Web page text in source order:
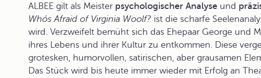
ALBEE gilt als Meister psychologischer Analyse und
Whós Afraid of Virginia Woolf? ist die scharfe
wird. Verzweifelt bemüht sich das Ehepaar George und
ihres Lebens und ihrer Kultur zu entkommen. Diese
grotesken, humorvollen, satirischen, aber grausamen
Das Stück wird bis heute immer wieder mit Erfolg an